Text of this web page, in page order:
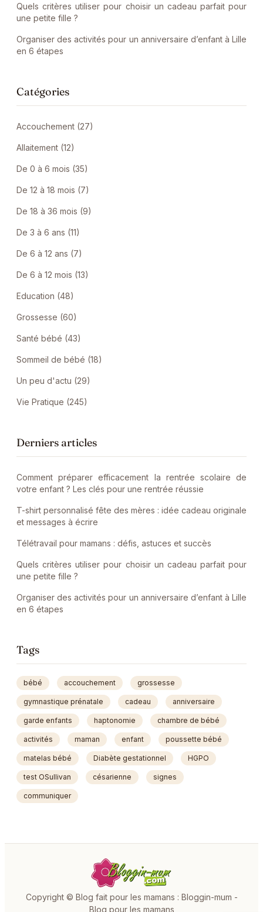
Quels critères utiliser pour choisir un cadeau parfait pour
une petite fille ?
Organiser des activités pour un anniversaire d’enfant à Lille
en 6 étapes
Catégories
Accouchement (27)
Allaitement (12)
De 0 à 6 mois (35)
De 12 à 18 mois (7)
De 18 à 36 mois (9)
De 3 à 6 ans (11)
De 6 à 12 ans (7)
De 6 à 12 mois (13)
Education (48)
Grossesse (60)
Santé bébé (43)
Sommeil de bébé (18)
Un peu d'actu (29)
Vie Pratique (245)
Derniers articles
Comment préparer efficacement la rentrée scolaire de
votre enfant ? Les clés pour une rentrée réussie
T-shirt personnalisé fête des mères : idée cadeau originale
et messages à écrire
Télétravail pour mamans : défis, astuces et succès
Quels critères utiliser pour choisir un cadeau parfait pour
une petite fille ?
Organiser des activités pour un anniversaire d’enfant à Lille
en 6 étapes
Tags
bébé accouchement grossesse
gymnastique prénatale cadeau anniversaire
garde enfants haptonomie chambre de bébé
activités maman enfant poussette bébé
matelas bébé Diabète gestationnel HGPO
test OSullivan césarienne signes
communiquer
Copyright © Blog fait pour les mamans : Bloggin-mum -
Blog pour les mamans